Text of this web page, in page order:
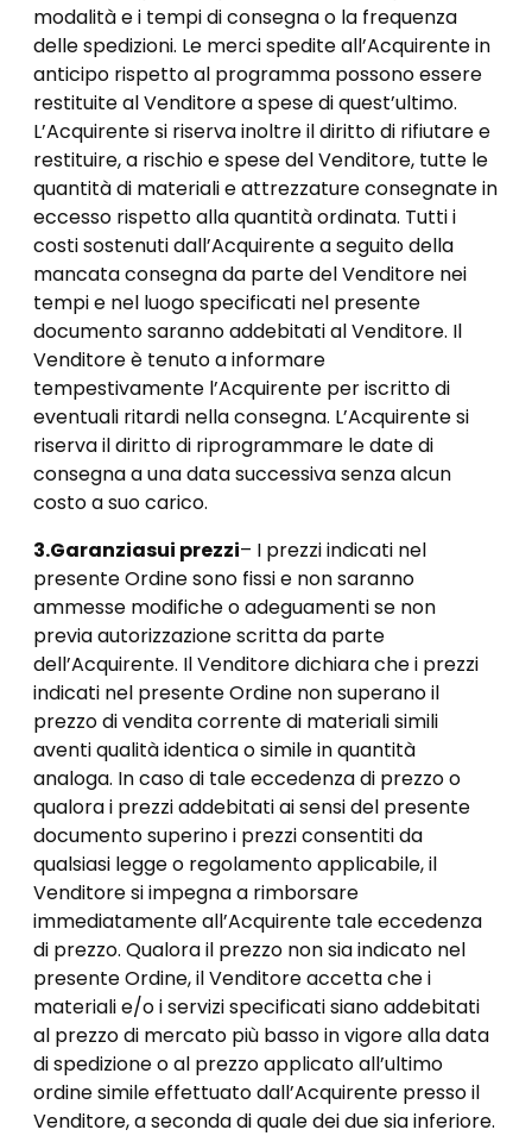
modalità e i tempi di consegna o la frequenza
delle spedizioni. Le merci spedite all’Acquirente in
anticipo rispetto al programma possono essere
restituite al Venditore a spese di quest’ultimo.
L’Acquirente si riserva inoltre il diritto di rifiutare e
restituire, a rischio e spese del Venditore, tutte le
quantità di materiali e attrezzature consegnate in
eccesso rispetto alla quantità ordinata. Tutti i
costi sostenuti dall’Acquirente a seguito della
mancata consegna da parte del Venditore nei
tempi e nel luogo specificati nel presente
documento saranno addebitati al Venditore. Il
Venditore è tenuto a informare
tempestivamente l’Acquirente per iscritto di
eventuali ritardi nella consegna. L’Acquirente si
riserva il diritto di riprogrammare le date di
consegna a una data successiva senza alcun
costo a suo carico.
3.Garanziasui prezzi– I prezzi indicati nel
presente Ordine sono fissi e non saranno
ammesse modifiche o adeguamenti se non
previa autorizzazione scritta da parte
dell’Acquirente. Il Venditore dichiara che i prezzi
indicati nel presente Ordine non superano il
prezzo di vendita corrente di materiali simili
aventi qualità identica o simile in quantità
analoga. In caso di tale eccedenza di prezzo o
qualora i prezzi addebitati ai sensi del presente
documento superino i prezzi consentiti da
qualsiasi legge o regolamento applicabile, il
Venditore si impegna a rimborsare
immediatamente all’Acquirente tale eccedenza
di prezzo. Qualora il prezzo non sia indicato nel
presente Ordine, il Venditore accetta che i
materiali e/o i servizi specificati siano addebitati
al prezzo di mercato più basso in vigore alla data
di spedizione o al prezzo applicato all’ultimo
ordine simile effettuato dall’Acquirente presso il
Venditore, a seconda di quale dei due sia inferiore.